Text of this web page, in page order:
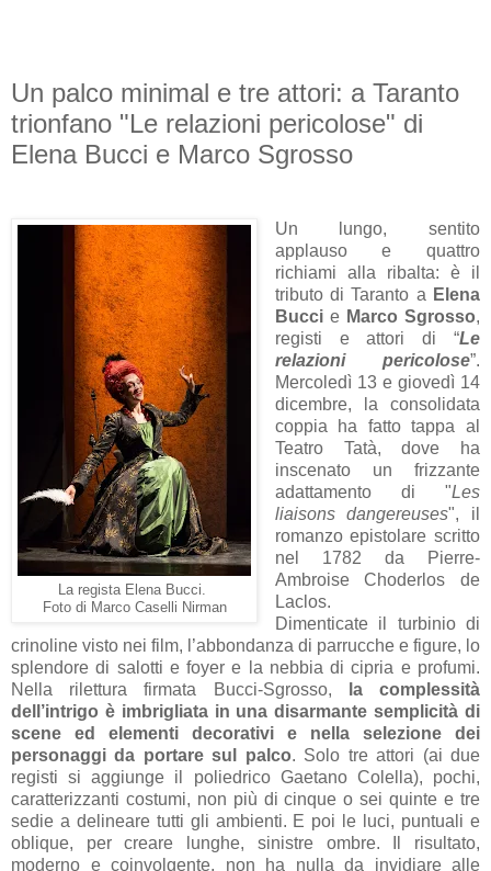
Un palco minimal e tre attori: a Taranto
trionfano "Le relazioni pericolose" di
Elena Bucci e Marco Sgrosso
La regista Elena Bucci.
Foto di Marco Caselli Nirman
Un lungo, sentito
applauso e quattro
richiami alla ribalta: è il
tributo di Taranto a Elena
Buccie Marco Sgrosso,
registi e attori di “Le
relazioni pericolose”.
Mercoledì 13 e giovedì 14
dicembre, la consolidata
coppia ha fatto tappa al
Teatro Tatà, dove ha
inscenato un frizzante
adattamento di "Les
liaisons dangereuses", il
romanzo epistolare scritto
nel 1782 da Pierre-
Ambroise Choderlos de
Laclos.
Dimenticate il turbinio di
crinoline visto nei film, l’abbondanza di parrucche e figure, lo
splendore di salotti e foyer e la nebbia di cipria e profumi.
Nella rilettura firmata Bucci-Sgrosso,
la complessità
dell’intrigo è imbrigliata in una disarmante semplicità di
scene ed elementi decorativi e nella selezione dei
personaggi da portare sul palco. Solo tre attori (ai due
registi si aggiunge il poliedrico Gaetano Colella), pochi,
caratterizzanti costumi, non più di cinque o sei quinte e tre
sedie a delineare tutti gli ambienti. E poi le luci, puntuali e
oblique, per creare lunghe, sinistre ombre. Il risultato,
moderno e coinvolgente, non ha nulla da invidiare alle